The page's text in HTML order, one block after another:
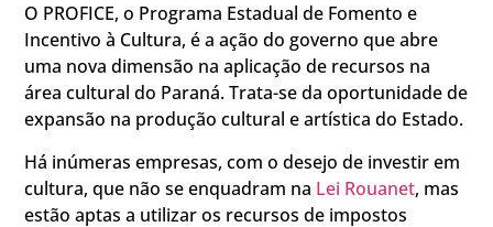
O PROFICE, o Programa Estadual de Fomento e
Incentivo à Cultura, é a ação do governo que abre
uma nova dimensão na aplicação de recursos na
área cultural do Paraná. Trata-se da oportunidade de
expansão na produção cultural e artística do Estado.
Há inúmeras empresas, com o desejo de investir em
cultura, que não se enquadram na Lei Rouanet, mas
estão aptas a utilizar os recursos de impostos